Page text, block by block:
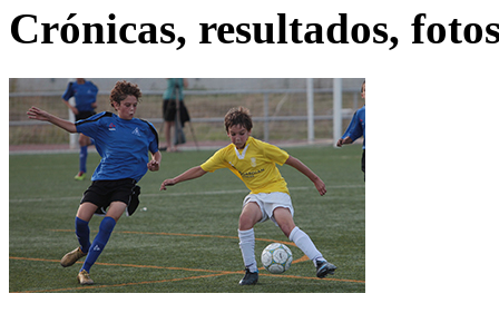
Crónicas, resultados,